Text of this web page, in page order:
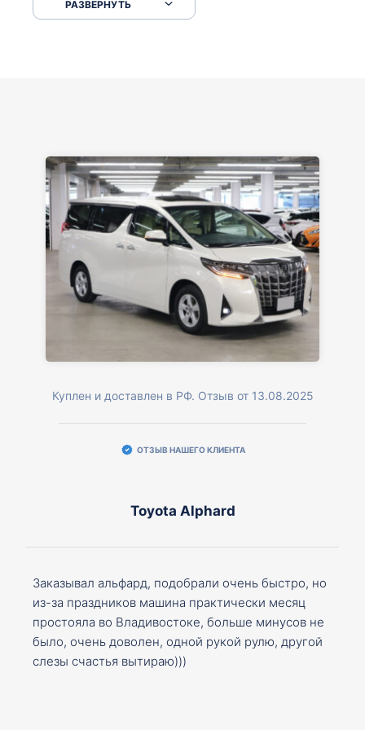
РАЗВЕРНУТЬ
Куплен и доставлен в РФ. Отзыв от 13.08.2025
ОТЗЫВ НАШЕГО КЛИЕНТА
Toyota Alphard
Заказывал альфард, подобрали очень быстро, но
из-за праздников машина практически месяц
простояла во Владивостоке, больше минусов не
было, очень доволен, одной рукой рулю, другой
слезы счастья вытираю)))